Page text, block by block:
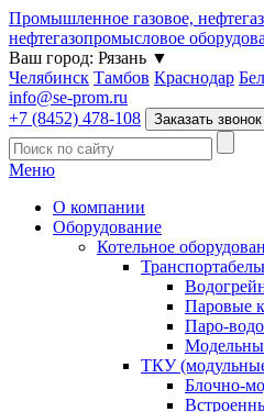
Промышленное газовое,
нефтегазопромысловое
Ваш город: Рязань ▼
Челябинск Тамбов Краснодар
info@se-prom.ru
+7 (8452) 478-108
Заказать звонок
Меню
О компании
Оборудование
Котельное
Паровые
Паро-
ТКУ
Блочно-